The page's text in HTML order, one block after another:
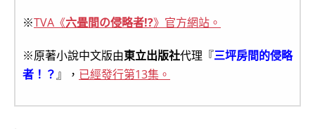
※TVA《六畳間の侵略者!?》官方網站。
※原著小說中文版由東立出版社代理『三坪房間的侵略
者！？』， 已經發行第13集。